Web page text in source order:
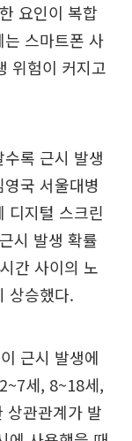
요인이 복합
스마트폰 사
위험이 커지고
록 근시 발생
국 서울대병
디지털 스크린
시 발생 확률
간 사이의 노
상승했다.
근시 발생에
세, 8~18세,
상관관계가 발